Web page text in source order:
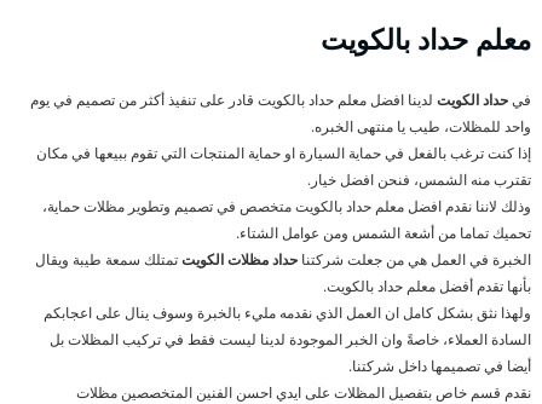
معلم حداد بالكويت
فيحداد الكويت لدينا افضل معلم حداد بالكويت قادر على تنفيذ أكثر من تصميم في يوم
واحد للمظلات، طيب يا منتهى الخبره.
إذا كنت ترغب بالفعل في حماية السيارة او حماية المنتجات التي تقوم ببيعها في مكان
تقترب منه الشمس، فنحن افضل خيار.
وذلك لاننا نقدم افضل معلم حداد بالكويت متخصص في تصميم وتطوير مظلات حماية،
تحميك تماما من أشعة الشمس ومن عوامل الشتاء.
الخبرة في العمل هي من جعلت شركتنا حداد مظلات الكويتتمتلك سمعة طيبة ويقال
بأنها تقدم أفضل معلم حداد بالكويت.
ولهذا نثق بشكل كامل ان العمل الذي نقدمه مليء بالخبرة وسوف ينال على اعجابكم
السادة العملاء، خاصةً وان الخبر الموجودة لدينا ليست فقط في تركيب المظلات بل
أيضا في تصميمها داخل شركتنا.
نقدم قسم خاص بتفصيل المظلات على ايدي احسن الفنين المتخصصين مظلات